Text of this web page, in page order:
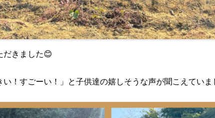
だきました😊
！すごーい！」と子供達の嬉しそうな声が聞こえていま